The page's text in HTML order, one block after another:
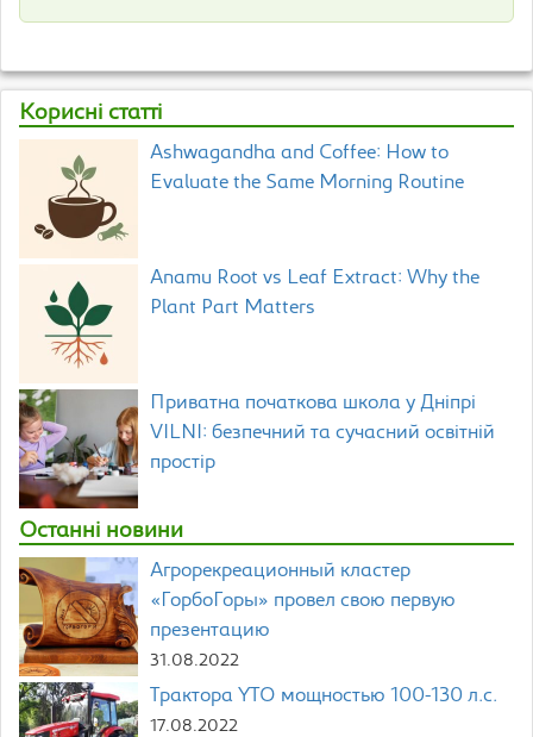
Корисні статті
Ashwagandha and Coffee: How to
Evaluate the Same Morning Routine
Anamu Root vs Leaf Extract: Why the
Plant Part Matters
Приватна початкова школа у Дніпрі
VILNI: безпечний та сучасний освітній
простір
Останні новини
Агрорекреационный кластер
«ГорбоГоры» провел свою первую
презентацию
31.08.2022
Трактора YTO мощностью 100-130 л.с.
17.08.2022